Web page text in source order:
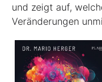
und zeigt auf,
Veränderungen